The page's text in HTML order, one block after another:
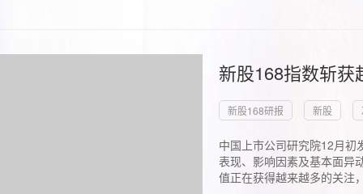
新股168指数斩
新股168研报 新股
中国上市公司研究院12月初
表现、影响因素及基本面异
值正在获得越来越多的关注